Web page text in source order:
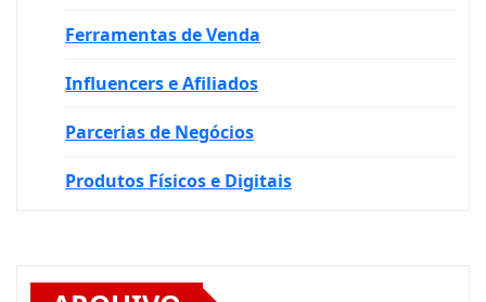
Ferramentas de Venda
Influencers e Afiliados
Parcerias de Negócios
Produtos Físicos e Digitais